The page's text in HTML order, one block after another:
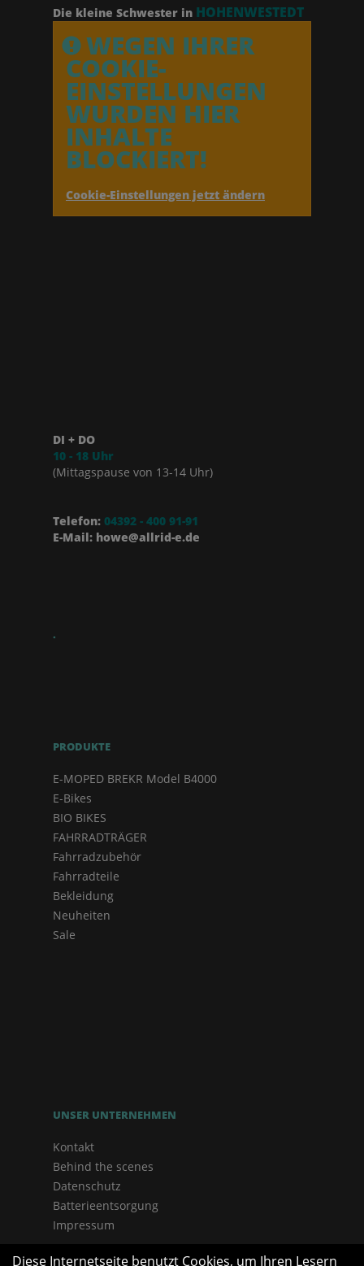
Die kleine Schwester in HOHENWESTEDT
WEGEN IHRER
COOKIE-
EINSTELLUNGEN
WURDEN HIER
INHALTE
BLOCKIERT!
Cookie-Einstellungen jetzt ändern
DI + DO
10 - 18 Uhr
(Mittagspause von 13-14 Uhr)
Telefon: 04392 - 400 91-91
E-Mail: howe@allrid-e.de
.
PRODUKTE
E-MOPED BREKR Model B4000
E-Bikes
BIO BIKES
FAHRRADTRÄGER
Fahrradzubehör
Fahrradteile
Bekleidung
Neuheiten
Sale
UNSER UNTERNEHMEN
Kontakt
Behind the scenes
Datenschutz
Batterieentsorgung
Impressum
Diese Internetseite benutzt Cookies, um Ihren Lesern